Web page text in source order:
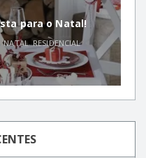
para o Natal!
,NATAL,RESIDENCIAL